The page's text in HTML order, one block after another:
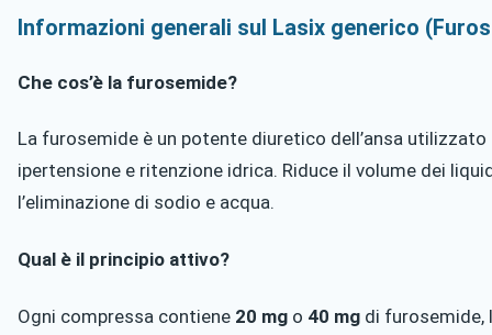
Informazioni generali sul Lasix generico
Che cos’è la furosemide?
La furosemide è un potente diuretico dell’ansa
ipertensione e ritenzione idrica. Riduce il volume dei
l’eliminazione di sodio e acqua.
Qual è il principio attivo?
Ogni compressa contiene 20 mg o 40 mg di furosemide,